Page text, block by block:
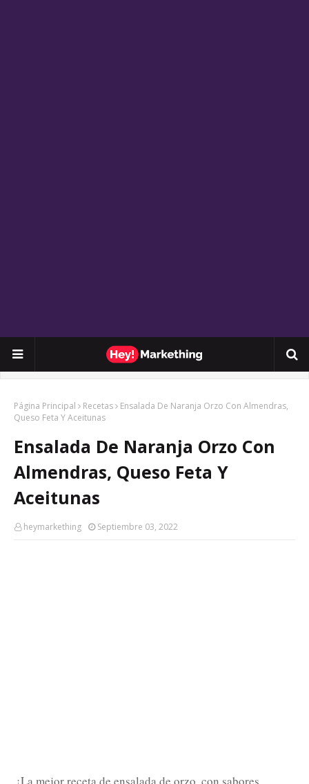
Página Principal Recetas
Ensalada De Naranja Orzo Con Almendras,
Queso Feta Y Aceitunas
Ensalada De Naranja Orzo Con
Almendras, Queso Feta Y
Aceitunas
heymarkething Septiembre 03, 2022